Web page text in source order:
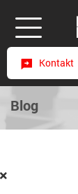
Kontakt
Blog